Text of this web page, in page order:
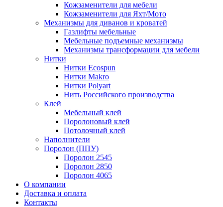
Кожзаменители для мебели
Кожзаменители для Яхт/Мото
Механизмы для диванов и кроватей
Газлифты мебельные
Мебельные подъемные механизмы
Механизмы трансформации для мебели
Нитки
Нитки Ecospun
Нитки Makro
Нитки Polyart
Нить Российского производства
Клей
Мебельный клей
Поролоновый клей
Потолочный клей
Наполнители
Поролон (ППУ)
Поролон 2545
Поролон 2850
Поролон 4065
О компании
Доставка и оплата
Контакты